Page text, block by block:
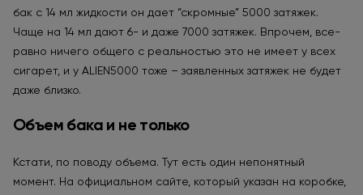
бак с 14 мл жидкости он дает “скромные” 5000 затяжек.
Чаще на 14 мл дают 6- и даже 7000 затяжек. Впрочем, все-
равно ничего общего с реальностью это не имеет у всех
сигарет, и у ALIEN5000 тоже – заявленных затяжек не будет
даже близко.
Объем бака и не только
Кстати, по поводу объема. Тут есть один непонятный
момент. На официальном сайте, который указан на коробке,